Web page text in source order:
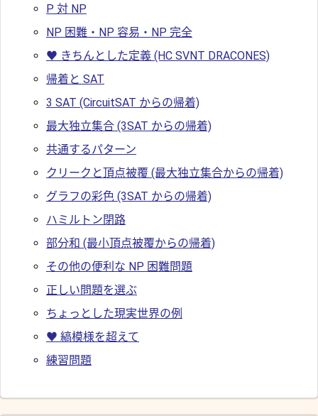
P 対 NP
NP 困難・NP 容易・NP 完全
♥ きちんとした定義 (HC SVNT DRACONES)
帰着と SAT
3 SAT (CircuitSAT からの帰着)
最大独立集合 (3SAT からの帰着)
共通するパターン
クリークと頂点被覆 (最大独立集合からの帰着)
グラフの彩色 (3SAT からの帰着)
ハミルトン閉路
部分和 (最小頂点被覆からの帰着)
その他の便利な NP 困難問題
正しい問題を選ぶ
ちょっとした現実世界の例
♥ 縞模様を超えて
練習問題